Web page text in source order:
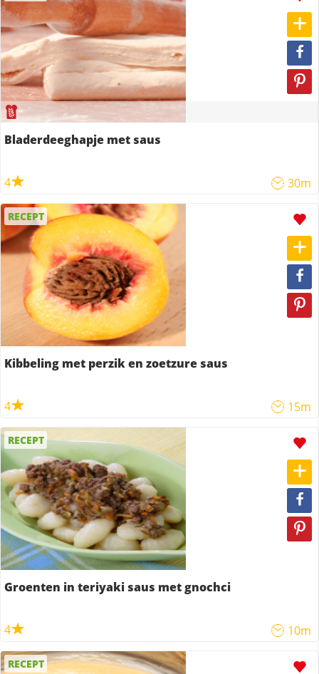
Bladerdeeghapje met saus
4 30m
RECEPT
Kibbeling met perzik en zoetzure saus
4 15m
RECEPT
Groenten in teriyaki saus met gnochci
4 10m
RECEPT